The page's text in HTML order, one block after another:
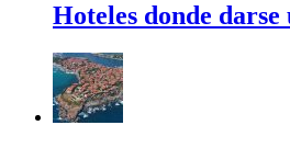
Hoteles donde